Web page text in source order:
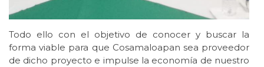
Todo ello con el objetivo de conocer y buscar la
forma viable para que Cosamaloapan sea proveedor
de dicho proyecto e impulse la economía de nuestro